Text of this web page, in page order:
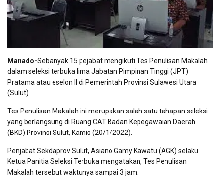
Manado-Sebanyak 15 pejabat mengikuti Tes Penulisan Makalah
dalam seleksi terbuka lima Jabatan Pimpinan Tinggi (JPT)
Pratama atau eselon II di Pemerintah Provinsi Sulawesi Utara
(Sulut)
Tes Penulisan Makalah ini merupakan salah satu tahapan seleksi
yang berlangsung di Ruang CAT Badan Kepegawaian Daerah
(BKD) Provinsi Sulut, Kamis (20/1/2022).
Penjabat Sekdaprov Sulut, Asiano Gamy Kawatu (AGK) selaku
Ketua Panitia Seleksi Terbuka mengatakan, Tes Penulisan
Makalah tersebut waktunya sampai 3 jam.